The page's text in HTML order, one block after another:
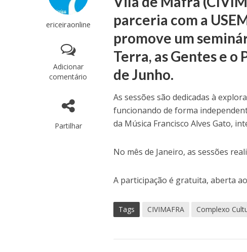
ericeiraonline
Adicionar
comentário
Partilhar
parceria com a
promove um
Terra, as Gentes e o
de Junho.
As sessões são dedicadas à
funcionando de forma
da Música Francisco Alves Gato,
No mês de Janeiro, as sessões
A participação é gratuita, aberta
Tags CIVIMAFRA Complexo